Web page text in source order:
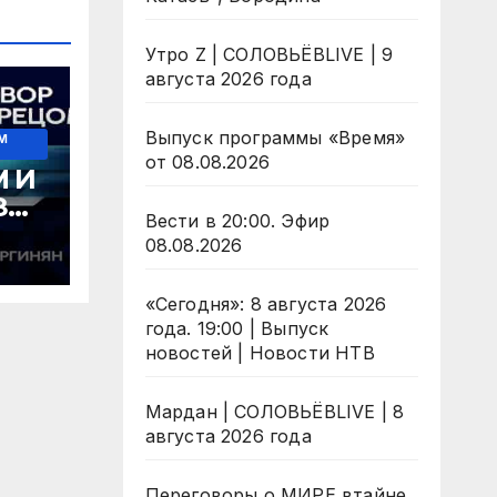
И
Утро Z | СОЛОВЬЁВLIVE | 9
августа 2026 года
Выпуск программы «Время»
от 08.08.2026
Вести в 20:00. Эфир
08.08.2026
«Сегодня»: 8 августа 2026
года. 19:00 | Выпуск
новостей | Новости НТВ
Мардан | СОЛОВЬЁВLIVE | 8
августа 2026 года